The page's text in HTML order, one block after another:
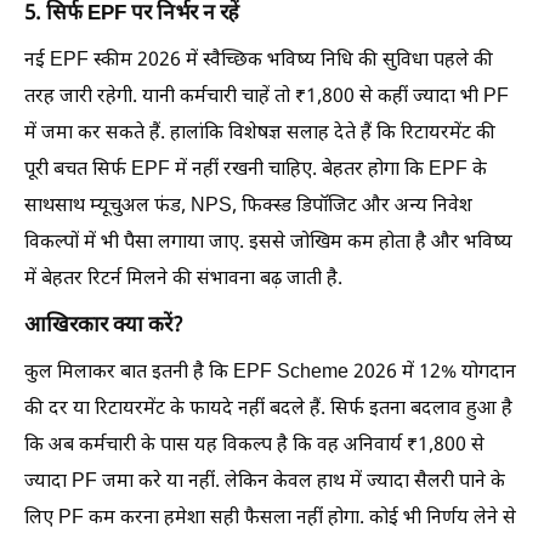
5. सिर्फ EPF पर निर्भर न रहें
नई EPF स्कीम 2026 में स्वैच्छिक भविष्य निधि की सुविधा पहले की
तरह जारी रहेगी. यानी कर्मचारी चाहें तो ₹1,800 से कहीं ज्यादा भी PF
में जमा कर सकते हैं. हालांकि विशेषज्ञ सलाह देते हैं कि रिटायरमेंट की
पूरी बचत सिर्फ EPF में नहीं रखनी चाहिए. बेहतर होगा कि EPF के
साथसाथ म्यूचुअल फंड, NPS, फिक्स्ड डिपॉजिट और अन्य निवेश
विकल्पों में भी पैसा लगाया जाए. इससे जोखिम कम होता है और भविष्य
में बेहतर रिटर्न मिलने की संभावना बढ़ जाती है.
आखिरकार क्या करें?
कुल मिलाकर बात इतनी है कि EPF Scheme 2026 में 12% योगदान
की दर या रिटायरमेंट के फायदे नहीं बदले हैं. सिर्फ इतना बदलाव हुआ है
कि अब कर्मचारी के पास यह विकल्प है कि वह अनिवार्य ₹1,800 से
ज्यादा PF जमा करे या नहीं. लेकिन केवल हाथ में ज्यादा सैलरी पाने के
लिए PF कम करना हमेशा सही फैसला नहीं होगा. कोई भी निर्णय लेने से